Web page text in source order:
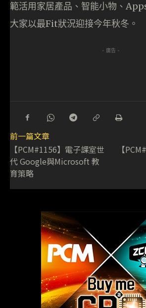
範活用家居產品、智能小物、
大家以最Fit狀況迎接今年秋冬。
- 廣告 -
前一篇文章
【PCM#1156】電子課室世
代 Google與Microsoft 教
育策略
【